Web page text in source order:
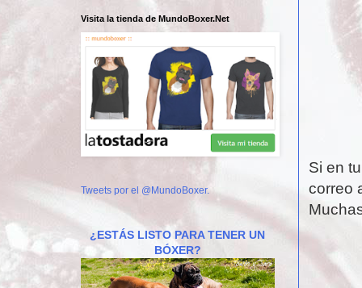
Si en
correo
Visita la tienda de MundoBoxer.Net
Tweets por el @MundoBoxer.
¿ESTÁS LISTO PARA TENER UN
BÓXER?